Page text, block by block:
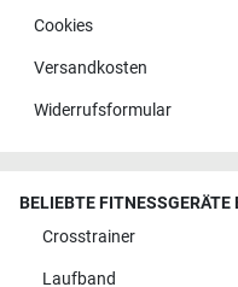
Cookies
Versandkosten
Widerrufsformular
BELIEBTE FITNESSGERÄTE
Crosstrainer
Laufband